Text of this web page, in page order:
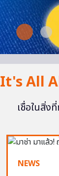
It's All
เชื่อในสิ่ง
NEWS